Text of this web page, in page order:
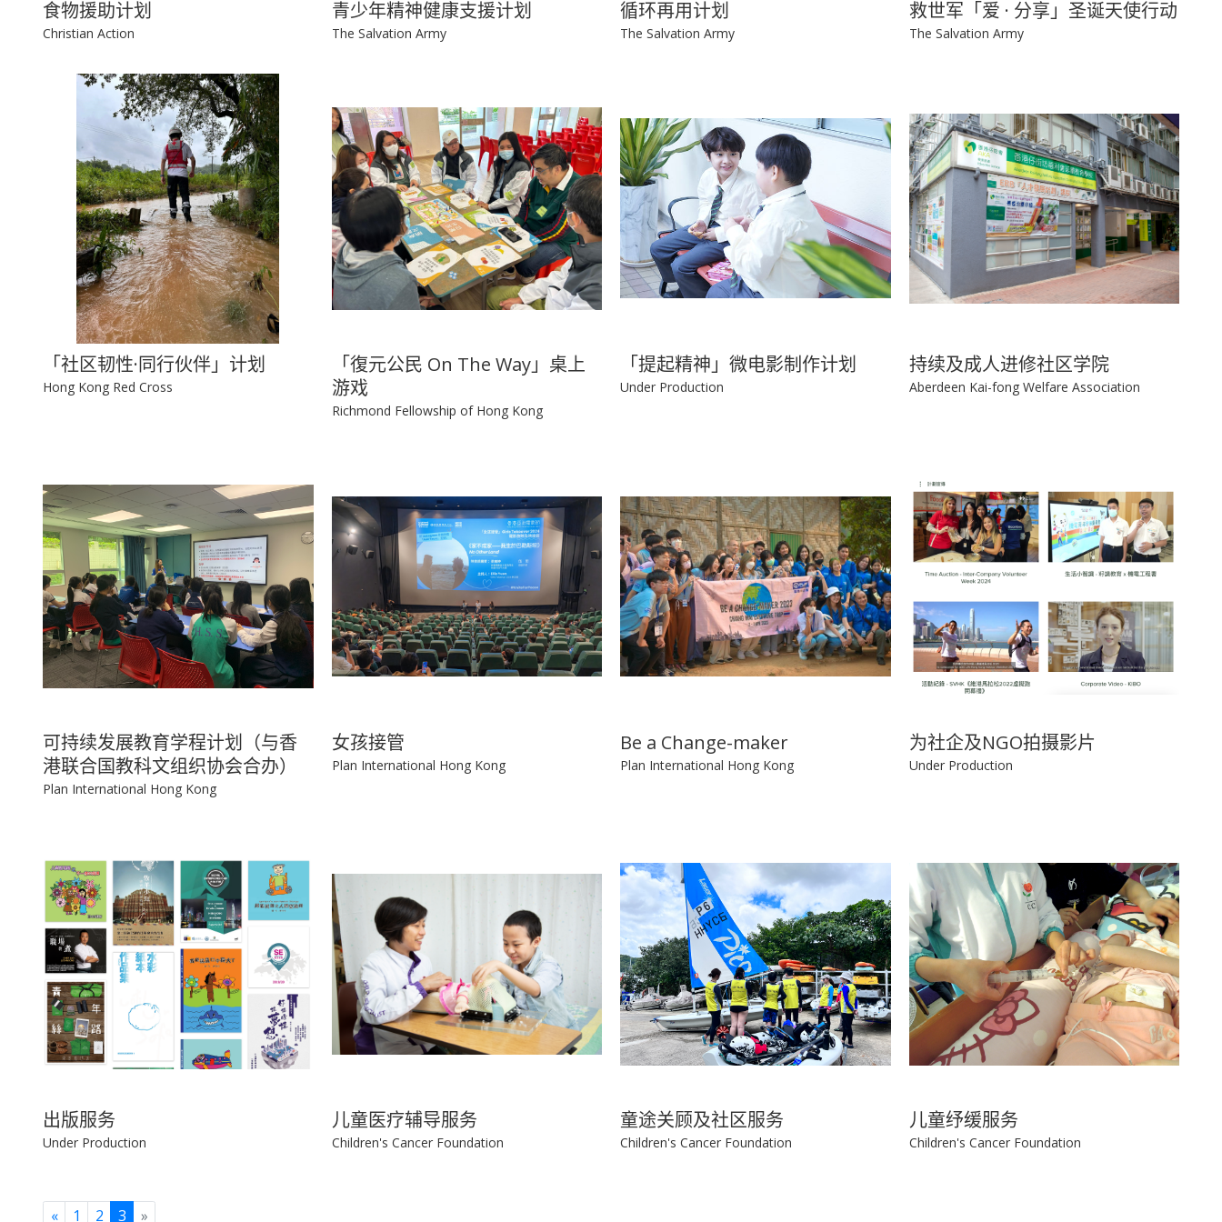
食物援助计划
Christian Action
青少年精神健康支援计划
The Salvation Army
循环再用计划
The Salvation Army
救世军「爱 · 分享」圣诞天使行动
The Salvation Army
「社区韧性·同行伙伴」计划
Hong Kong Red Cross
「復元公民 On The Way」桌上
游戏
Richmond Fellowship of Hong Kong
「提起精神」微电影制作计划
Under Production
持续及成人进修社区学院
Aberdeen Kai-fong Welfare Association
可持续发展教育学程计划（与香
港联合国教科文组织协会合办）
Plan International Hong Kong
女孩接管
Plan International Hong Kong
Be a Change-maker
Plan International Hong Kong
为社企及NGO拍摄影片
Under Production
出版服务
Under Production
儿童医疗辅导服务
Children's Cancer Foundation
童途关顾及社区服务
Children's Cancer Foundation
儿童纾缓服务
Children's Cancer Foundation
«Previous
1 2 3 »Next